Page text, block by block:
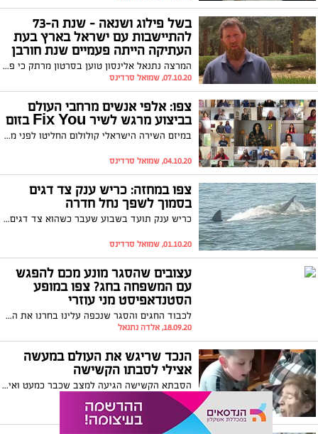
בשל פילוג ושנאה - שנת ה-73
להתיישבות עם ישראל בארץ בעת
העתיקה הייתה פעמיים שנת חורבן
המרצה נתנאל אלינסון טוען בסרטון מרתק כי פילוג ושנאה בתוך עם ישראל הובילו כבר פעמיים לחורבן ולגלות מהארץ. לדבריו, זה אף קרה בשנה ה-73 להקמת המדינה באותה תקופה - השנה בה נמצאת מדינת ישראל הנוכחית. צפו בדבריו המרתקים
07.10.20, שמואל סרדינס
צפו: אלפי אנשים מרחבי העולם
בביצוע מרגש לשיר Fix You בזום
במיזם השירה הישראלי קולולום החליטו לפני מספר חודשים לפנות אל אוהבי השירה בארץ ובעולם כדי לייצר שיתוף פעולה דיגיטלי. הם זכו להיענות עולמית מגוונת במיוחד והקליטו ביחד את השיר Fix You של להקת Coldplay בהשתתפות לא פחות מ5,000 איש ואישה מ-66 מדינות שונות. צפו בביצוע המרגש
04.10.20, שמואל סרדינס
צפו במחזה: כריש ענק צד דגים
בסמוך לשפך נחל חדרה
כריש ענק תועד בשבוע שעבר כשהוא צד דגים בשפך נחל חדרה - צפו במחזה המרהיב
01.10.20, שמואל סרדינס
עצובים שהסגר מונע מכם להפגש
עם המשפחה בחג? צפו במופע
הסטנדאפיסט מני עוזרי
לכבוד החגים והסגר שנכפה עלינו בחרנו את הסרטון הקצר הבא לפוגג את העצבות המתלווה לצורה בה נחגוג את החגים ונבחר לראות בפרספקטיבה אחרת שיש גם דברים טובים ומצחיקים הסרטון הבא קטע קצר ומצחיק שכדאי לכם לראות לפני החג
18.09.20, אלדה נתנאל
הנכד שריגש את העולם במעשה
אצילי לסבתו הקשישה
הסבתא הקשישה הגיעה למצב שכבר כמעט ואיננה מתפקדת, מה שמקשה עליה אפילו לאכול את ארוחת הצהריים. נכדה הצעיר לא נשאר אדיש והחליט לעשות עבורה מעשה אצילי. צפו ברגעים המרגשים
15.09.20, אלדה נתנאל